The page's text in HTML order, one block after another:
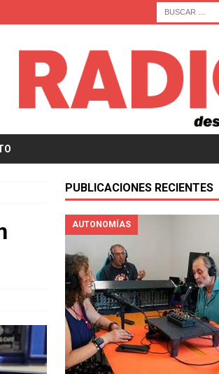
PUBLICACIONES RECIENTES
AUTONOMÍAS